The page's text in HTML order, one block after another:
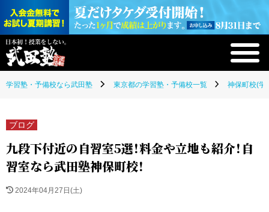
学習塾・予備校なら武田塾 東京都の学習塾・予備校一覧 神保町校(学
ブログ
九段下付近の自習室5選！料金や立地も紹介！自
習室なら武田塾神保町校！
2024年04月27日(土)